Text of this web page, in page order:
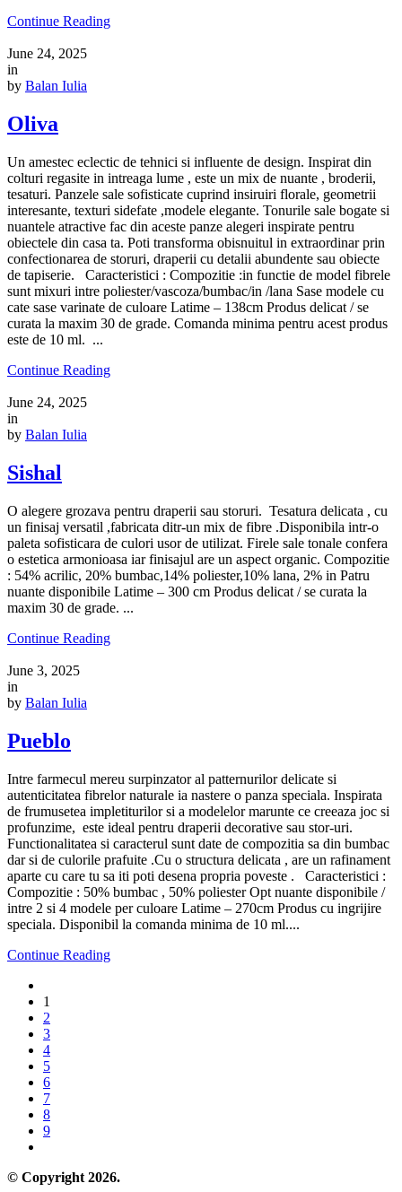
Continue Reading
June 24, 2025
in
by Balan Iulia
Oliva
Un amestec eclectic de tehnici si influente de design. Inspirat din
colturi regasite in intreaga lume , este un mix de nuante , broderii,
tesaturi. Panzele sale sofisticate cuprind insiruiri florale, geometrii
interesante, texturi sidefate ,modele elegante. Tonurile sale bogate si
nuantele atractive fac din aceste panze alegeri inspirate pentru
obiectele din casa ta. Poti transforma obisnuitul in extraordinar prin
confectionarea de storuri, draperii cu detalii abundente sau obiecte
de tapiserie. Caracteristici : Compozitie :in functie de model fibrele
sunt mixuri intre poliester/vascoza/bumbac/in /lana Sase modele cu
cate sase varinate de culoare Latime – 138cm Produs delicat / se
curata la maxim 30 de grade. Comanda minima pentru acest produs
este de 10 ml. ...
Continue Reading
June 24, 2025
in
by Balan Iulia
Sishal
O alegere grozava pentru draperii sau storuri. Tesatura delicata , cu
un finisaj versatil ,fabricata ditr-un mix de fibre .Disponibila intr-o
paleta sofisticara de culori usor de utilizat. Firele sale tonale confera
o estetica armonioasa iar finisajul are un aspect organic. Compozitie
: 54% acrilic, 20% bumbac,14% poliester,10% lana, 2% in Patru
nuante disponibile Latime – 300 cm Produs delicat / se curata la
maxim 30 de grade. ...
Continue Reading
June 3, 2025
in
by Balan Iulia
Pueblo
Intre farmecul mereu surpinzator al patternurilor delicate si
autenticitatea fibrelor naturale ia nastere o panza speciala. Inspirata
de frumusetea impletiturilor si a modelelor marunte ce creeaza joc si
profunzime, este ideal pentru draperii decorative sau stor-uri.
Functionalitatea si caracterul sunt date de compozitia sa din bumbac
dar si de culorile prafuite .Cu o structura delicata , are un rafinament
aparte cu care tu sa iti poti desena propria poveste . Caracteristici :
Compozitie : 50% bumbac , 50% poliester Opt nuante disponibile /
intre 2 si 4 modele per culoare Latime – 270cm Produs cu ingrijire
speciala. Disponibil la comanda minima de 10 ml....
Continue Reading
1
2
3
4
5
6
7
8
9
© Copyright 2026.